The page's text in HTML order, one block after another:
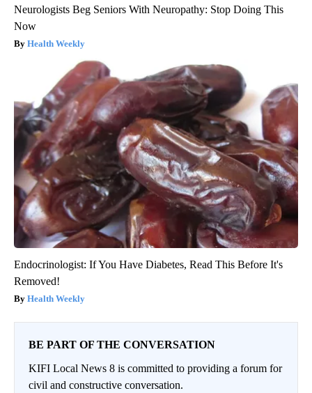
Neurologists Beg Seniors With Neuropathy: Stop Doing This
Now
Health Weekly
Endocrinologist: If You Have Diabetes, Read This Before It's
Removed!
Health Weekly
BE PART OF THE CONVERSATION
KIFI Local News 8 is committed to providing a forum for
civil and constructive conversation.